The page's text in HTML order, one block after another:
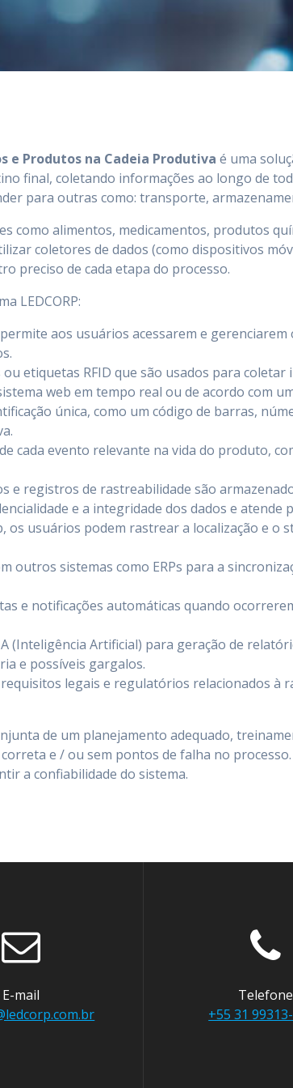
e Produtos na Cadeia Produtiva é uma
final, coletando informações ao longo de
para outras como: transporte,
como alimentos, medicamentos, produtos
coletores de dados (como dispositivos
preciso de cada etapa do processo.
LEDCORP:
aos usuários acessarem e
etiquetas RFID que são usados para
web em tempo real ou de acordo com
única, como um código de barras,
cada evento relevante na vida do produto,
e registros de rastreabilidade são
e a integridade dos dados e atende
os usuários podem rastrear a localização e o
outros sistemas como ERPs para a
e notificações automáticas quando
(Inteligência Artificial) para geração de
e possíveis gargalos.
legais e regulatórios relacionados à
de um planejamento adequado,
e / ou sem pontos de falha no
a confiabilidade do sistema.
E-mail
Telefone
+55 31